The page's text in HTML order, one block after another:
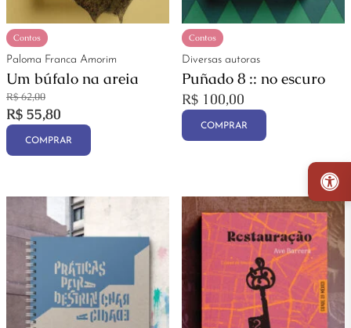
Contos
Paloma Franca Amorim
Um búfalo na areia
R$62,00
R$ 55,80
COMPRAR
Contos
Diversas autoras
Puñado 8 :: no escuro
R$ 100,00
COMPRAR